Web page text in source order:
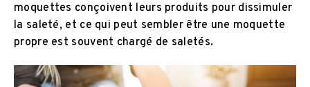
moquettes conçoivent leurs produits pour dissimuler
la saleté, et ce qui peut sembler être une moquette
propre est souvent chargé de saletés.